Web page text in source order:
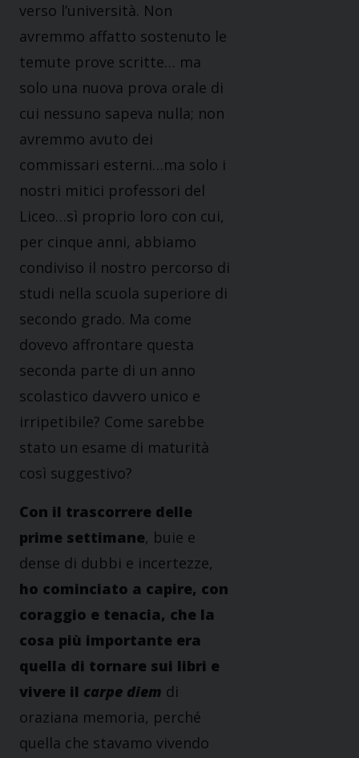
verso l’università. Non
avremmo affatto sostenuto le
temute prove scritte… ma
solo una nuova prova orale di
cui nessuno sapeva nulla; non
avremmo avuto dei
commissari esterni…ma solo i
nostri mitici professori del
Liceo…sì proprio loro con cui,
per cinque anni, abbiamo
condiviso il nostro percorso di
studi nella scuola superiore di
secondo grado. Ma come
dovevo affrontare questa
seconda parte di un anno
scolastico davvero unico e
irripetibile? Come sarebbe
stato un esame di maturità
così suggestivo?
Con il trascorrere delle
prime settimane, buie e
dense di dubbi e incertezze,
ho cominciato a capire, con
coraggio e tenacia, che la
cosa più importante era
quella di tornare sui libri e
vivere il carpe diem di
oraziana memoria, perché
quella che stavamo vivendo